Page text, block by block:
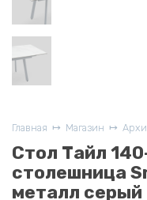
Главная Магазин
Стол Тайл
столешница
металл серый